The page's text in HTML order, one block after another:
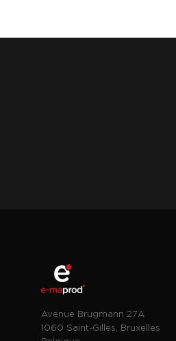
Avenue Brugmann 27A
1060 Saint-Gilles, Bruxelles